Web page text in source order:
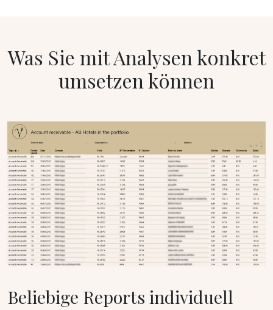
Was Sie mit Analysen konkret
umsetzen können
Beliebige Reports individuell